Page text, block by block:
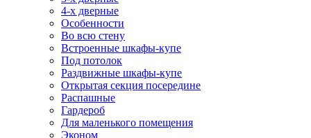
4-х дверные
Особенности
Во всю стену
Встроенные шкафы-купе
Под потолок
Раздвижные шкафы-купе
Открытая секция посередине
Распашные
Гардероб
Для маленького помещения
Эконом